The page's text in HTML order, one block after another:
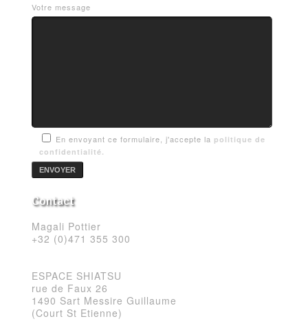
Votre message
En envoyant ce formulaire, j'accepte la politique de
confidentialité.
Contact
Magali Pottier
+32 (0)471 355 300
ESPACE SHIATSU
rue de Faux 26
1490 Sart Messire Guillaume
(Court St Etienne)